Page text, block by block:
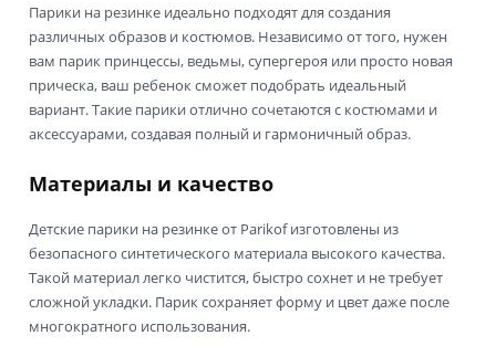
Парики на резинке идеально подходят для создания
различных образов и костюмов. Независимо от того, нужен
вам парик принцессы, ведьмы, супергероя или просто новая
прическа, ваш ребенок сможет подобрать идеальный
вариант. Такие парики отлично сочетаются с костюмами и
аксессуарами, создавая полный и гармоничный образ.
Материалы и качество
Детские парики на резинке от Parikof изготовлены из
безопасного синтетического материала высокого качества.
Такой материал легко чистится, быстро сохнет и не требует
сложной укладки. Парик сохраняет форму и цвет даже после
многократного использования.